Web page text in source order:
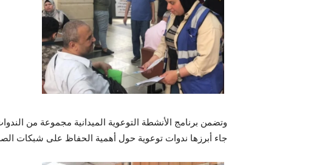
وتضمن برنامج الأنشطة التوعوية الميدانية مجموعة من
جاء أبرزها ندوات توعوية حول أهمية الحفاظ على شبكات